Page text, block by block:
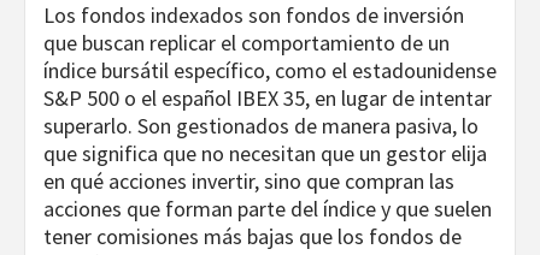
Los fondos indexados son fondos de inversión
que buscan replicar el comportamiento de un
índice bursátil específico, como el estadounidense
S&P 500 o el español IBEX 35, en lugar de intentar
superarlo. Son gestionados de manera pasiva, lo
que significa que no necesitan que un gestor elija
en qué acciones invertir, sino que compran las
acciones que forman parte del índice y que suelen
tener comisiones más bajas que los fondos de